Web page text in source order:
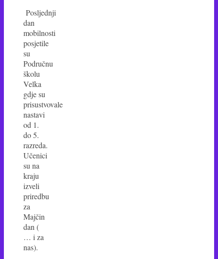
Posljednji
dan
mobilnosti
posjetile
su
Područnu
školu
Velka
gdje su
prisustvovale
nastavi
od 1.
do 5.
razreda.
Učenici
su na
kraju
izveli
priredbu
za
Majčin
dan (
… i za
nas).